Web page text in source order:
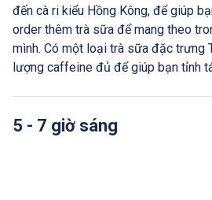
đến cà ri kiểu Hồng Kông, để giúp
order thêm trà sữa để mang theo
mình. Có một loại trà sữa đặc trưng
lượng caffeine đủ để giúp bạn tỉnh
5 - 7 giờ sáng